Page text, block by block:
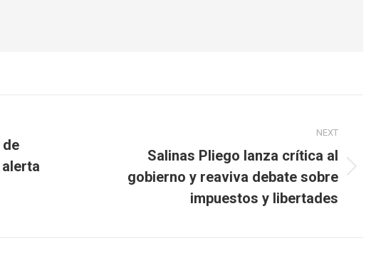
NEXT
Salinas Pliego lanza crítica al
gobierno y reaviva debate sobre
impuestos y libertades